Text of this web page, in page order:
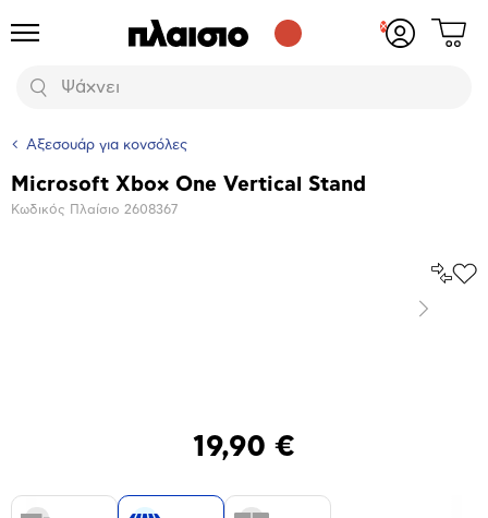
Προϊόντα
Αναζήτηση
Δες
Αξεσουάρ για κονσόλες
Βασικά
Microsoft Xbox One Vertical Stand
Κωδικός Πλαίσιο 2608367
Επόμενο
19,90 €